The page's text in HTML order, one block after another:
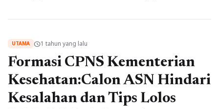
UTAMA schedule1 tahun yang lalu
Formasi CPNS Kementerian
Kesehatan:Calon ASN Hindari
Kesalahan dan Tips Lolos